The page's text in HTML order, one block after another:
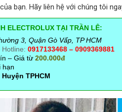
bạn. Hãy liên hệ với chúng tôi
ELECTROLUX TẠI TRẦN LÊ:
3, Quận Gò Vấp, TP HCM
Hotline: 0917133468 – 0909369881
– Giá từ 200.000đ
hạn
TPHCM